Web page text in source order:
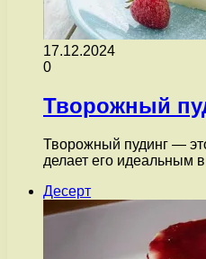
17.12.2024
0
Творожный
Творожный пудинг —
делает его идеальным
Десерт